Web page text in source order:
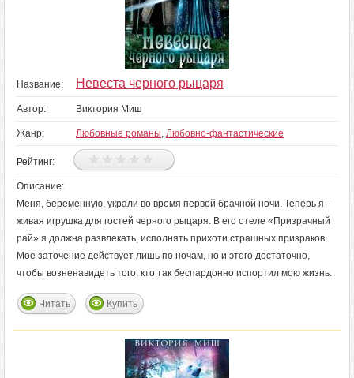
Название: Невеста черного рыцаря
Автор: Виктория Миш
Жанр: Любовные романы, Любовно-фантастические
Рейтинг:
Описание:
Меня, беременную, украли во время первой брачной ночи. Теперь я -
живая игрушка для гостей черного рыцаря. В его отеле «Призрачный
рай» я должна развлекать, исполнять прихоти страшных призраков.
Мое заточение действует лишь по ночам, но и этого достаточно,
чтобы возненавидеть того, кто так беспардонно испортил мою жизнь.
Читать Купить